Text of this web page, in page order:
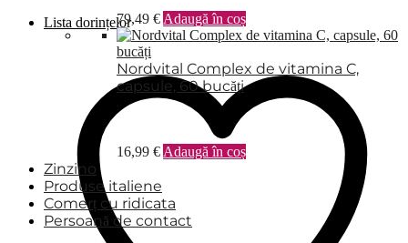
Lista dorințelor79,49 € Adaugă în coș
Nordvital Complex de vitamina C,
capsule, 60 bucăți
16,99 € Adaugă în coș
Zinzino
Produse italiene
Comerț cu ridicata
Persoană de contact